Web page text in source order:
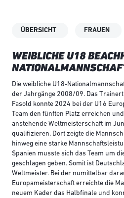
ÜBERSICHT FRAUEN
WEIBLICHE U18
Die weibliche U18-
der Jahrgänge 2008/09. Das
Fasold konnte 2024 bei der U16
Team den fünften Platz erreichen
anstehende Weltmeisterschaft im
qualifizieren. Dort zeigte die
hinweg eine starke
Spanien musste sich das Team um
geschlagen geben. Somit ist
Weltmeister. Bei der numittelbar
Europameisterschaft erreichte die
neuem Kader das Halbfinale und